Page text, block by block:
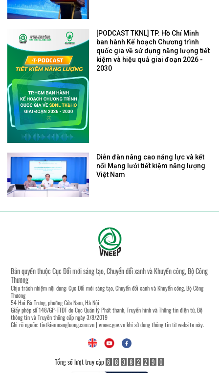
[PODCAST TKNL] TP. Hồ Chí Minh
ban hành Kế hoạch Chương trình
quốc gia về sử dụng năng lượng tiết
kiệm và hiệu quả giai đoạn 2026 -
2030
Diễn đàn nâng cao năng lực và kết
nối Mạng lưới tiết kiệm năng lượng
Việt Nam
Bản quyền thuộc Cục Đổi mới sáng tạo, Chuyển đổi xanh và Khuyến công, Bộ Công
Thương
Chịu trách nhiệm nội dung: Cục Đổi mới sáng tạo, Chuyển đổi xanh và Khuyến công, Bộ Công
Thương
54 Hai Bà Trưng, phường Cửa Nam, Hà Nội
Giấy phép số 148/GP-TTĐT do Cục Quản lý Phát thanh, Truyền hình và Thông tin điện tử, Bộ
thông tin và Truyền thông cấp ngày 3/8/2019
Ghi rõ nguồn:tietkiemnangluong.com.vn| vneec.gov.vnkhi sử dụng thông tin từ website này.
Tổng số lượt truy cập 6 8 3 8 2 2 9 0